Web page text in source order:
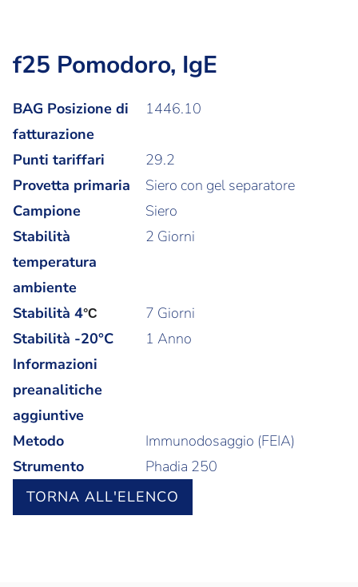
f25 Pomodoro, IgE
BAG Posizione di
fatturazione
1446.10
Punti tariffari
29.2
Provetta primaria
Siero con gel separatore
Campione
Siero
Stabilità
temperatura
ambiente
2 Giorni
Stabilità 4°C
7 Giorni
Stabilità -20°C
1 Anno
Informazioni
preanalitiche
aggiuntive
Metodo
Immunodosaggio (FEIA)
Strumento
Phadia 250
TORNA ALL'ELENCO